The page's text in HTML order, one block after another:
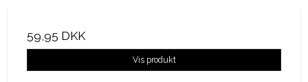
59,95 DKK
Vis produkt